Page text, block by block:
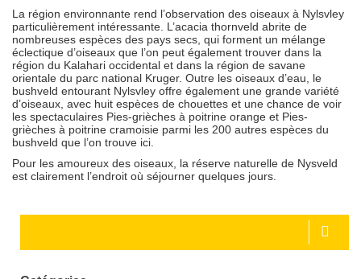
La région environnante rend l’observation des oiseaux à Nylsvley
particulièrement intéressante. L’acacia thornveld abrite de
nombreuses espèces des pays secs, qui forment un mélange
éclectique d’oiseaux que l’on peut également trouver dans la
région du Kalahari occidental et dans la région de savane
orientale du parc national Kruger. Outre les oiseaux d’eau, le
bushveld entourant Nylsvley offre également une grande variété
d’oiseaux, avec huit espèces de chouettes et une chance de voir
les spectaculaires Pies-grièches à poitrine orange et Pies-
grièches à poitrine cramoisie parmi les 200 autres espèces du
bushveld que l’on trouve ici.
Pour les amoureux des oiseaux, la réserve naturelle de Nysveld
est clairement l’endroit où séjourner quelques jours.